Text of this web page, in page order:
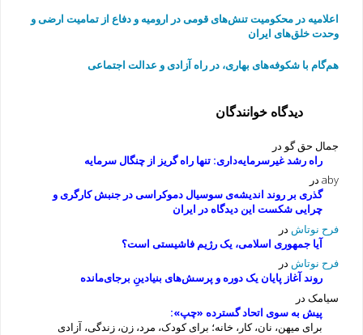
اعلامیه در محکومیت تنش‌های قومی در ارومیه و دفاع از تمامیت ارضی و
وحدت خلق‌های ایران
هم‌گام با شکوفه‌های بهاری، در راه آزادی و عدالت اجتماعی
دیدگاه خوانندگان
جمال حق گو در
راه رشد غیرسرمایه‌داری: تنها راه گریز از چنگال سرمایه
abyدر
گذری بر روند اندیشه‌ی سوسیال دموکراسی در جنبش کارگری و
چرایی شکست این دیدگاه در ایران
فرح نوتاش در
آیا جمهوری اسلامی، یک رژیم فاشیستی است؟
فرح نوتاش در
روند آغاز پایان یک دوره و پرسش‌های بنیادینِ برجای‌مانده
سیامکدر
پیش به سوی اتحاد گسترده «چپ»:
برای میهن، نان، کار، خانه؛ برای کودک، مرد، زن، زندگی، آزادی